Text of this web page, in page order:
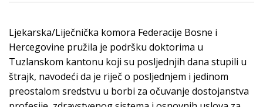
Ljekarska/Liječnička komora Federacije Bosne i
Hercegovine pružila je podršku doktorima u
Tuzlanskom kantonu koji su posljednjih dana stupili u
štrajk, navodeći da je riječ o posljednjem i jedinom
preostalom sredstvu u borbi za očuvanje dostojanstva